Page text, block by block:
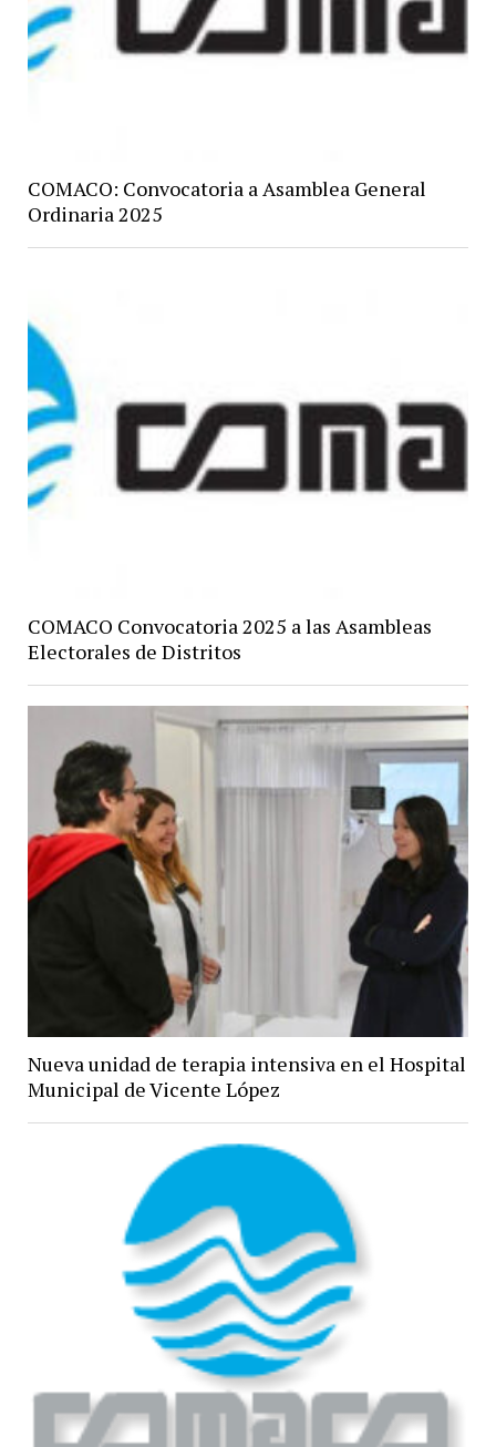
COMACO: Convocatoria a Asamblea General
Ordinaria 2025
COMACO Convocatoria 2025 a las Asambleas
Electorales de Distritos
Nueva unidad de terapia intensiva en el Hospital
Municipal de Vicente López